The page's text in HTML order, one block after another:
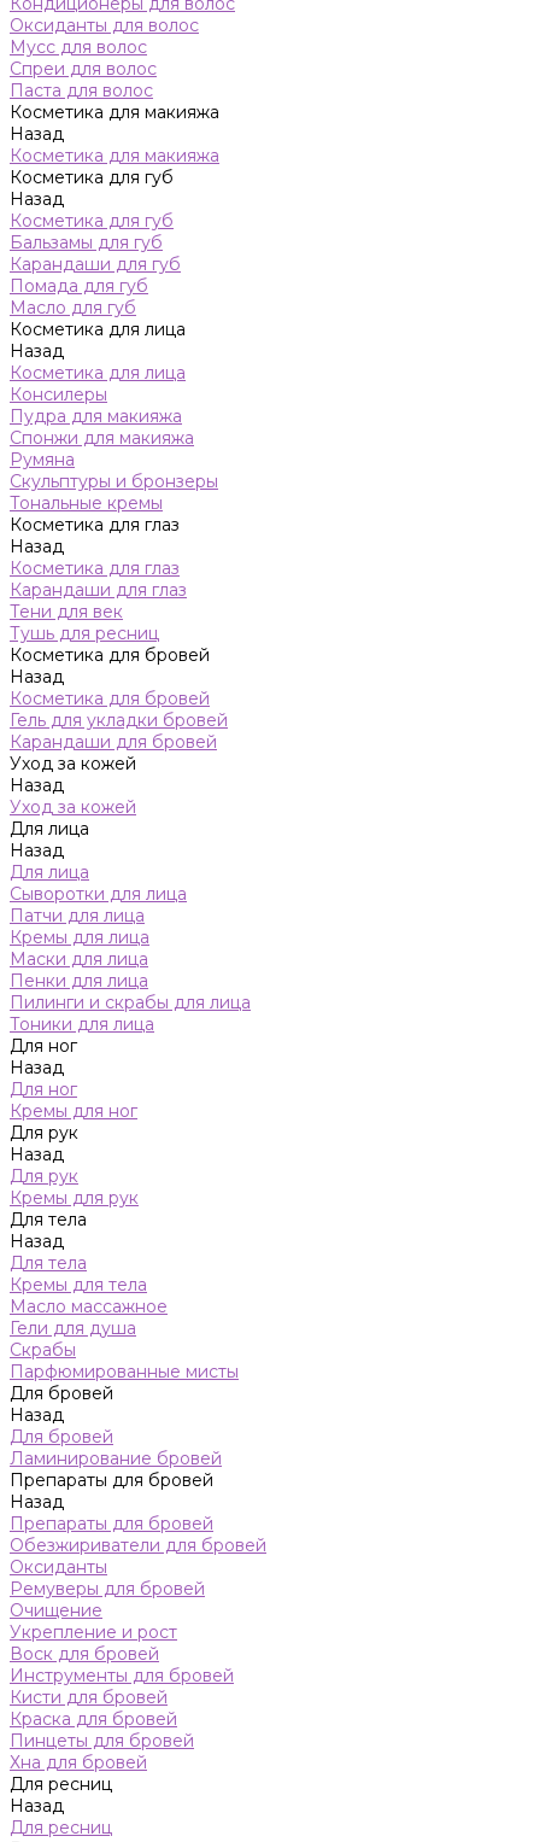
Оксиданты для волос
Мусс для волос
Спреи для волос
Паста для волос
Косметика для макияжа
Назад
Косметика для макияжа
Косметика для губ
Назад
Косметика для губ
Бальзамы для губ
Карандаши для губ
Помада для губ
Масло для губ
Косметика для лица
Назад
Косметика для лица
Консилеры
Пудра для макияжа
Спонжи для макияжа
Румяна
Скульптуры и бронзеры
Тональные кремы
Косметика для глаз
Назад
Косметика для глаз
Карандаши для глаз
Тени для век
Тушь для ресниц
Косметика для бровей
Назад
Косметика для бровей
Гель для укладки бровей
Карандаши для бровей
Уход за кожей
Назад
Уход за кожей
Для лица
Назад
Для лица
Сыворотки для лица
Патчи для лица
Кремы для лица
Маски для лица
Пенки для лица
Пилинги и скрабы для лица
Тоники для лица
Для ног
Назад
Для ног
Кремы для ног
Для рук
Назад
Для рук
Кремы для рук
Для тела
Назад
Для тела
Кремы для тела
Масло массажное
Гели для душа
Скрабы
Парфюмированные мисты
Для бровей
Назад
Для бровей
Ламинирование бровей
Препараты для бровей
Назад
Препараты для бровей
Обезжириватели для бровей
Оксиданты
Ремуверы для бровей
Очищение
Укрепление и рост
Воск для бровей
Инструменты для бровей
Кисти для бровей
Краска для бровей
Пинцеты для бровей
Хна для бровей
Для ресниц
Назад
Для ресниц